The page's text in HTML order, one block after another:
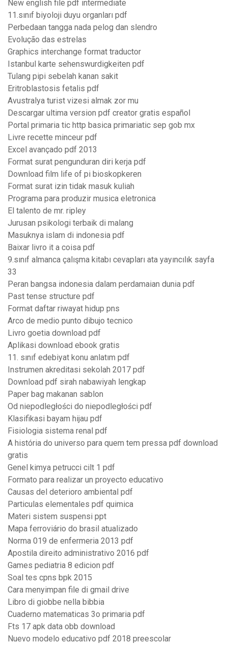
New english file pdf intermediate
11.sınıf biyoloji duyu organları pdf
Perbedaan tangga nada pelog dan slendro
Evolução das estrelas
Graphics interchange format traductor
Istanbul karte sehenswurdigkeiten pdf
Tulang pipi sebelah kanan sakit
Eritroblastosis fetalis pdf
Avustralya turist vizesi almak zor mu
Descargar ultima version pdf creator gratis español
Portal primaria tic http basica primariatic sep gob mx
Livre recette minceur pdf
Excel avançado pdf 2013
Format surat pengunduran diri kerja pdf
Download film life of pi bioskopkeren
Format surat izin tidak masuk kuliah
Programa para produzir musica eletronica
El talento de mr. ripley
Jurusan psikologi terbaik di malang
Masuknya islam di indonesia pdf
Baixar livro it a coisa pdf
9.sınıf almanca çalışma kitabı cevapları ata yayıncılık sayfa
33
Peran bangsa indonesia dalam perdamaian dunia pdf
Past tense structure pdf
Format daftar riwayat hidup pns
Arco de medio punto dibujo tecnico
Livro goetia download pdf
Aplikasi download ebook gratis
11. sınıf edebiyat konu anlatım pdf
Instrumen akreditasi sekolah 2017 pdf
Download pdf sirah nabawiyah lengkap
Paper bag makanan sablon
Od niepodległości do niepodległości pdf
Klasifikasi bayam hijau pdf
Fisiologia sistema renal pdf
A história do universo para quem tem pressa pdf download
gratis
Genel kimya petrucci cilt 1 pdf
Formato para realizar un proyecto educativo
Causas del deterioro ambiental pdf
Particulas elementales pdf quimica
Materi sistem suspensi ppt
Mapa ferroviário do brasil atualizado
Norma 019 de enfermeria 2013 pdf
Apostila direito administrativo 2016 pdf
Games pediatria 8 edicion pdf
Soal tes cpns bpk 2015
Cara menyimpan file di gmail drive
Libro di giobbe nella bibbia
Cuaderno matematicas 3o primaria pdf
Fts 17 apk data obb download
Nuevo modelo educativo pdf 2018 preescolar